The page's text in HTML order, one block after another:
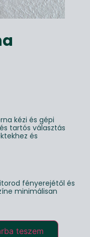
kézi és gépi
tartós választás
és
fényerejétől és
minimálisan
teszem